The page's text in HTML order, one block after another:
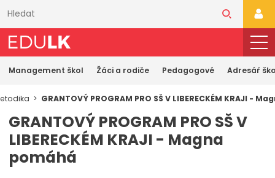
obsahu
Management škol Žáci a rodiče Pedagogové Adresář
GRANTOVÝ PROGRAM PRO SŠ V LIBERECKÉM KRAJI -
GRANTOVÝ PROGRAM PRO SŠ V
LIBERECKÉM KRAJI - Magna
pomáhá